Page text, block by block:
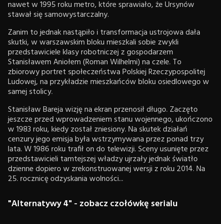
nawet w 1995 roku metro, które sprawiało, że Ursynów
stawał się samowystarczalny.
Zanim to jednak nastąpiło i transformacja ustrojowa dała
skutki, w warszawskim bloku mieszkali sobie zwykli
przedstawiciele klasy robotniczej z gospodarzem
Stanisławem Aniołem (Roman Wilhelmi) na czele. To
zbiorowy portret społeczeństwa Polskiej Rzeczypospolitej
Ludowej, na przykładzie mieszkańców bloku osiedlowego w
samej stolicy.
Stanisław Bareja wizję na ekran przenosił długo. Zaczęto
jeszcze przed wprowadzeniem stanu wojennego, ukończono
w 1983 roku, kiedy został zniesiony. Na skutek działań
cenzury jego emisja była wstrzymywana przez ponad trzy
lata. W 1986 roku trafił on do telewizji. Sceny usunięte przez
przedstawicieli tamtejszej władzy ujrzały jednak światło
dzienne dopiero w zrekonstruowanej wersji z roku 2014. Na
25. rocznicę odzyskania wolności...
"Alternatywy 4" - zobacz czołówkę serialu